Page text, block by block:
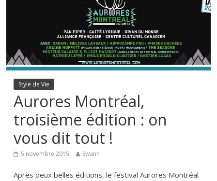
Style de Vie
Aurores Montréal,
troisième édition : on
vous dit tout !
5 novembre 2015 Swann
Après deux belles éditions, le festival Aurores Montréal